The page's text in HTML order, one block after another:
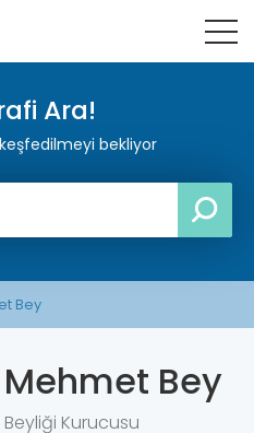
Ara!
bekliyor
Bey
Bey
Kurucusu